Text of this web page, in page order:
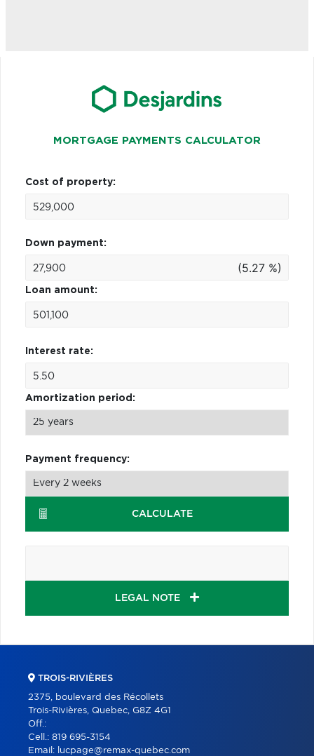
MORTGAGE PAYMENTS CALCULATOR
Cost of property:
Down payment:
(5.27 %)
Loan amount:
Interest rate:
Amortization period:
Payment frequency:
CALCULATE
LEGAL NOTE
TROIS-RIVIÈRES
2375, boulevard des Récollets
Trois-Rivières, Quebec, G8Z 4G1
Off.:
Cell.: 819 695-3154
Email:
lucpage@remax-quebec.com